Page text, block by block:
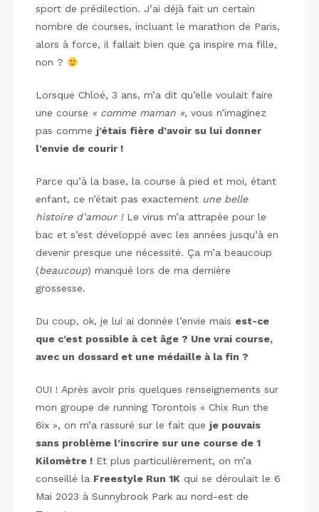
sport de prédilection. J’ai déjà fait un certain
nombre de courses, incluant le marathon de Paris,
alors à force, il fallait bien que ça inspire ma fille,
non ?
Lorsque Chloé, 3 ans, m’a dit qu’elle voulait faire
une course « comme maman », vous n’imaginez
pas comme j’étais fière d’avoir su lui donner
l’envie de courir !
Parce qu’à la base, la course à pied et moi, étant
enfant, ce n’était pas exactement une belle
histoire d’amour !Le virus m’a attrapée pour le
bac et s’est développé avec les années jusqu’à en
devenir presque une nécessité. Ça m’a beaucoup
(beaucoup) manqué lors de ma dernière
grossesse.
Du coup, ok, je lui ai donnée l’envie mais est-ce
que c’est possible à cet âge ? Une vrai course,
avec un dossard et une médaille à la fin ?
OUI ! Après avoir pris quelques renseignements sur
mon groupe de running Torontois « Chix Run the
6ix », on m’a rassuré sur le fait que je pouvais
sans problème l’inscrire sur une course de 1
Kilomètre ! Et plus particulièrement, on m’a
conseillé la Freestyle Run 1K qui se déroulait le 6
Mai 2023 à Sunnybrook Park au nord-est de